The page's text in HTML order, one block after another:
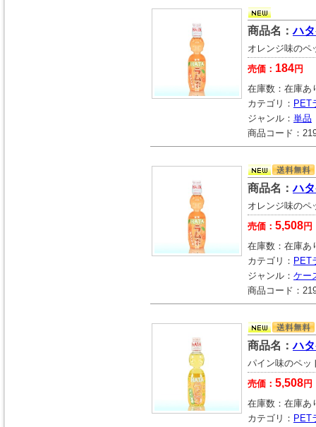
商品名：ハ
オレンジ味のペ
売価： 184円
在庫数： 在庫あ
カテゴリ： PET
ジャンル： 単品
商品コード：
商品名：ハ
オレンジ味のペ
売価： 5,508円
在庫数： 在庫あ
カテゴリ： PET
ジャンル： ケー
商品コード：
商品名：ハ
パイン味のペッ
売価： 5,508円
在庫数： 在庫あ
カテゴリ： PET